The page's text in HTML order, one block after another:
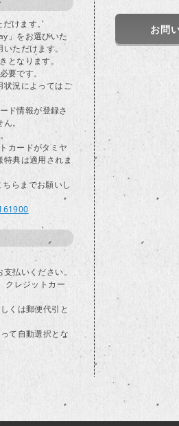
けます。
」をお選びいた
ただけます。
となります。
要です。
状況によってはご
ド情報が登録さ
。
カードがタミヤ
典は適用されま
らまでお願いし
払いください。
クレジットカー
くは郵便代引と
て自動選択とな
お問